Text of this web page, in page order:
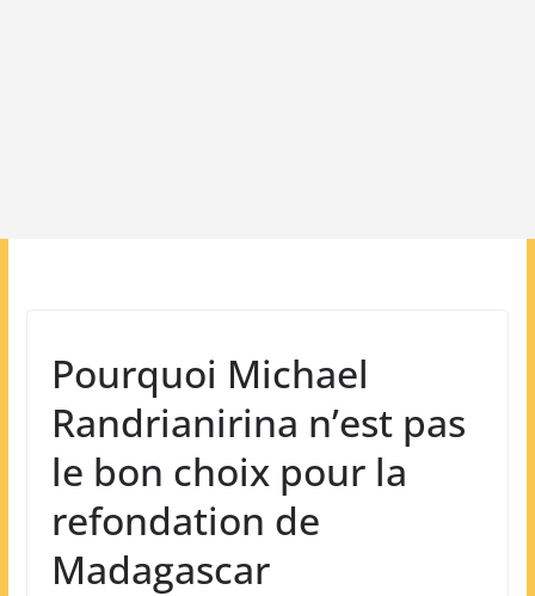
Pourquoi Michael
Randrianirina n’est pas
le bon choix pour la
refondation de
Madagascar